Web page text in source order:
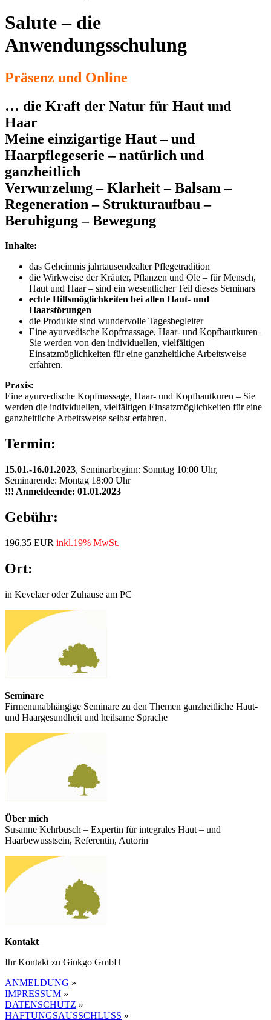
Salute – die
Anwendungsschulung
Präsenz und Online
… die Kraft der Natur für Haut und
Haar
Meine einzigartige Haut – und
Haarpflegeserie – natürlich und
ganzheitlich
Verwurzelung – Klarheit – Balsam –
Regeneration – Strukturaufbau –
Beruhigung – Bewegung
Inhalte:
das Geheimnis jahrtausendealter Pflegetradition
die Wirkweise der Kräuter, Pflanzen und Öle – für Mensch,
Haut und Haar – sind ein wesentlicher Teil dieses Seminars
echte Hilfsmöglichkeiten bei allen Haut- und
Haarstörungen
die Produkte sind wundervolle Tagesbegleiter
Eine ayurvedische Kopfmassage, Haar- und Kopfhautkuren –
Sie werden von den individuellen, vielfältigen
Einsatzmöglichkeiten für eine ganzheitliche Arbeitsweise
erfahren.
Praxis:
Eine ayurvedische Kopfmassage, Haar- und Kopfhautkuren – Sie
werden die individuellen, vielfältigen Einsatzmöglichkeiten für eine
ganzheitliche Arbeitsweise selbst erfahren.
Termin:
15.01.-16.01.2023, Seminarbeginn: Sonntag 10:00 Uhr,
Seminarende: Montag 18:00 Uhr
!!! Anmeldeende: 01.01.2023
Gebühr:
196,35 EUR inkl.19% MwSt.
Ort:
in Kevelaer oder Zuhause am PC
Seminare
Firmenunabhängige Seminare zu den Themen ganzheitliche Haut-
und Haargesundheit und heilsame Sprache
Über mich
Susanne Kehrbusch – Expertin für integrales Haut – und
Haarbewusstsein, Referentin, Autorin
Kontakt
Ihr Kontakt zu Ginkgo GmbH
ANMELDUNG »
IMPRESSUM »
DATENSCHUTZ »
HAFTUNGSAUSSCHLUSS »